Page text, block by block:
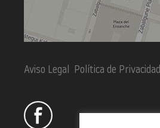
Aviso Legal Política de Privacidad